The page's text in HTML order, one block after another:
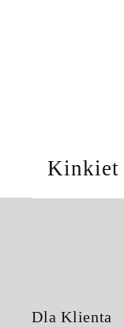
Kinkiet
Dla Klienta